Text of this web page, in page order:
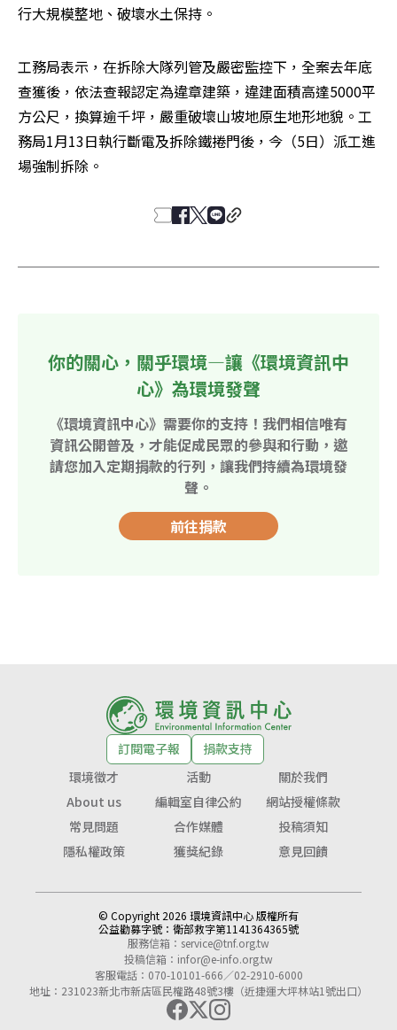
行大規模整地、破壞水土保持。
工務局表示，在拆除大隊列管及嚴密監控下，全案去年底
查獲後，依法查報認定為違章建築，違建面積高達5000平
方公尺，換算逾千坪，嚴重破壞山坡地原生地形地貌。工
務局1月13日執行斷電及拆除鐵捲門後，今（5日）派工進
場強制拆除。
你的關心，關乎環境—讓《環境資訊中
心》為環境發聲
《環境資訊中心》需要你的支持！我們相信唯有
資訊公開普及，才能促成民眾的參與和行動，邀
請您加入定期捐款的行列，讓我們持續為環境發
聲。
前往捐款
訂閱電子報
捐款支持
環境徵才
活動
關於我們
About us
編輯室自律公約
網站授權條款
常見問題
合作媒體
投稿須知
隱私權政策
獲獎紀錄 意見回饋
© Copyright 2026 環境資訊中心 版權所有
公益勸募字號： 衛部救字第1141364365號
服務信箱： service@tnf.org.tw
投稿信箱： infor@e-info.org.tw
客服電話：070-10101-666／02-2910-6000
地址：231023新北市新店區民權路48號3樓（近捷運大坪林站1號出口）